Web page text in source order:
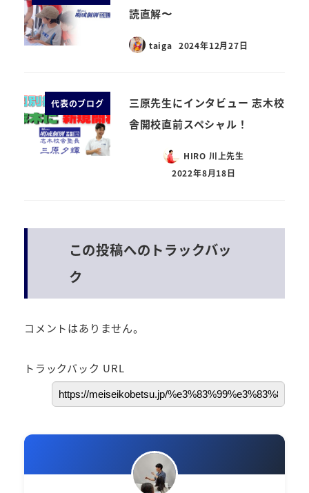
読直解〜
taiga 2024年12月27日
代表のブログ
三原先生にインタビュー 志木校
舎開校直前スペシャル！
HIRO 川上先生
2022年8月18日
この投稿へのトラックバッ
ク
コメントはありません。
トラックバック URL